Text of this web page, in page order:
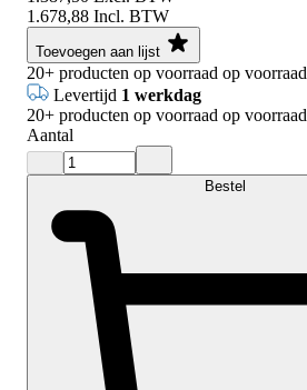
1.678,88 Incl. BTW
Toevoegen aan lijst
20+ producten op voorraad op voorraad
Levertijd 1 werkdag
20+ producten op voorraad op voorraad
Aantal
Bestel